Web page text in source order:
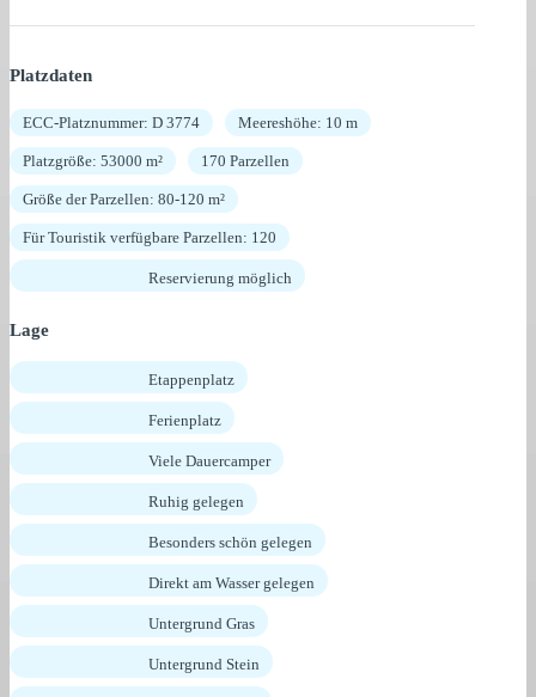
Platzdaten
ECC-Platznummer: D 3774 Meereshöhe: 10 m
Platzgröße: 53000 m² 170 Parzellen
Größe der Parzellen: 80-120 m²
Für Touristik verfügbare Parzellen: 120
Reservierung möglich
Lage
Etappenplatz
Ferienplatz
Viele Dauercamper
Ruhig gelegen
Besonders schön gelegen
Direkt am Wasser gelegen
Untergrund Gras
Untergrund Stein